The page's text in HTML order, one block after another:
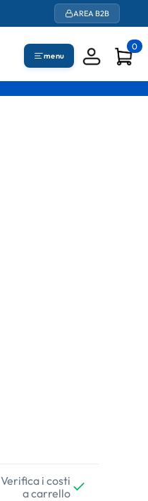
AREA B2B
menu
0
Verifica i costi
a carrello